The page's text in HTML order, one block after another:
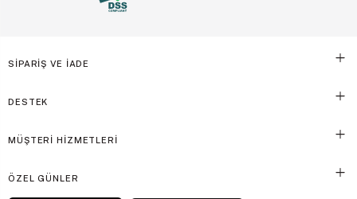
SİPARİŞ VE İADE
DESTEK
MÜŞTERİ HİZMETLERİ
ÖZEL GÜNLER